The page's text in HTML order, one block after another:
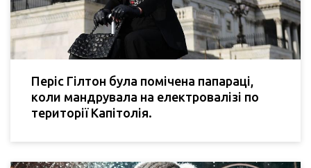
Періс Гілтон була помічена папараці,
коли мандрувала на електровалізі по
території Капітолія.